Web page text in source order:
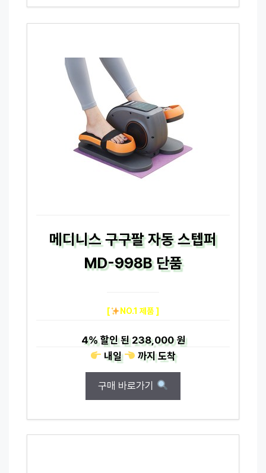
메디니스 구구팔 자동 스텝퍼
MD-998B 단품
[ NO.1 제품 ]
4%할인 된238,000 원
내일
까지도착
구매 바로가기